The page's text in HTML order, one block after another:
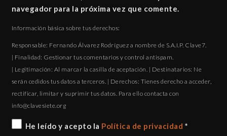
navegador para la próxima vez que comente.
Información básica sobre tus derechos:
Responsable: Fernando Álvarez Rodríguez a nombre de S.A.I.P. Clave7.
| Finalidad: Gestionar tus comentarios y control antispam.
| Legitimación: Al marcar la casilla de aceptación. | Destinatarios: Ne
serán cedidos tus datos a terceros. | Derechos: Tienes derecho a acceder,
rectificar, limitar y suprimir tus datos. Para ello contacta con
gro.eteisevalc@ofni
He leído y acepto la Política de privacidad *